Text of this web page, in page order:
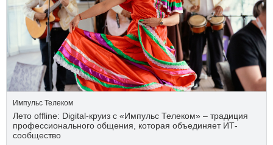
Импульс Телеком
Лето offline: Digital-круиз с «Импульс Телеком» – традиция
профессионального общения, которая объединяет ИТ-
сообщество